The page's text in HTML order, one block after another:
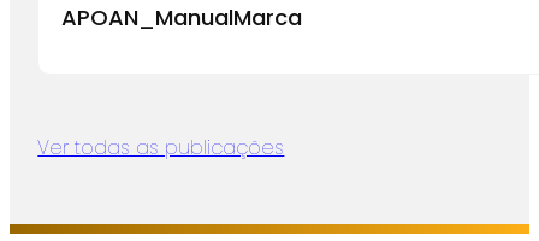
APOAN_ManualMarca
Ver todas as publicações